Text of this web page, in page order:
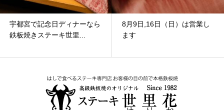
宇都宮で記念日ディナーなら
鉄板焼きステーキ世里...
8月9日,16日（日）は営業し
ます